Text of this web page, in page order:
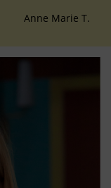
Anne Marie T.